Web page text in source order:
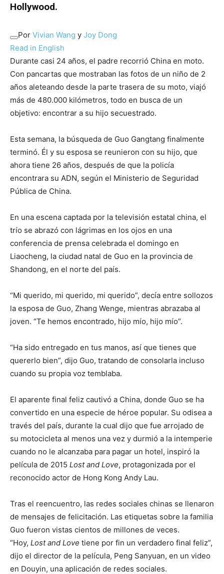
Hollywood.
Por Vivian Wang y Joy Dong
Read in English
Durante casi 24 años, el padre recorrió China en moto.
Con pancartas que mostraban las fotos de un niño de 2
años aleteando desde la parte trasera de su moto, viajó
más de 480.000 kilómetros, todo en busca de un
objetivo: encontrar a su hijo secuestrado.
Esta semana, la búsqueda de Guo Gangtang finalmente
terminó. Él y su esposa se reunieron con su hijo, que
ahora tiene 26 años, después de que la policía
encontrara su ADN, según el Ministerio de Seguridad
Pública de China.
En una escena captada por la televisión estatal china, el
trío se abrazó con lágrimas en los ojos en una
conferencia de prensa celebrada el domingo en
Liaocheng, la ciudad natal de Guo en la provincia de
Shandong, en el norte del país.
“Mi querido, mi querido, mi querido”, decía entre sollozos
la esposa de Guo, Zhang Wenge, mientras abrazaba al
joven. “Te hemos encontrado, hijo mío, hijo mío”.
“Ha sido entregado en tus manos, así que tienes que
quererlo bien”, dijo Guo, tratando de consolarla incluso
cuando su propia voz temblaba.
El aparente final feliz cautivó a China, donde Guo se ha
convertido en una especie de héroe popular. Su odisea a
través del país, durante la cual dijo que fue arrojado de
su motocicleta al menos una vez y durmió a la intemperie
cuando no le alcanzaba para pagar un hotel, inspiró la
película de 2015 Lost and Love, protagonizada por el
reconocido actor de Hong Kong Andy Lau.
Tras el reencuentro, las redes sociales chinas se llenaron
de mensajes de felicitación. Las etiquetas sobre la familia
Guo fueron vistas cientos de millones de veces.
“Hoy, Lost and Love tiene por fin un verdadero final feliz”,
dijo el director de la película, Peng Sanyuan, en un video
en Douyin, una aplicación de redes sociales.